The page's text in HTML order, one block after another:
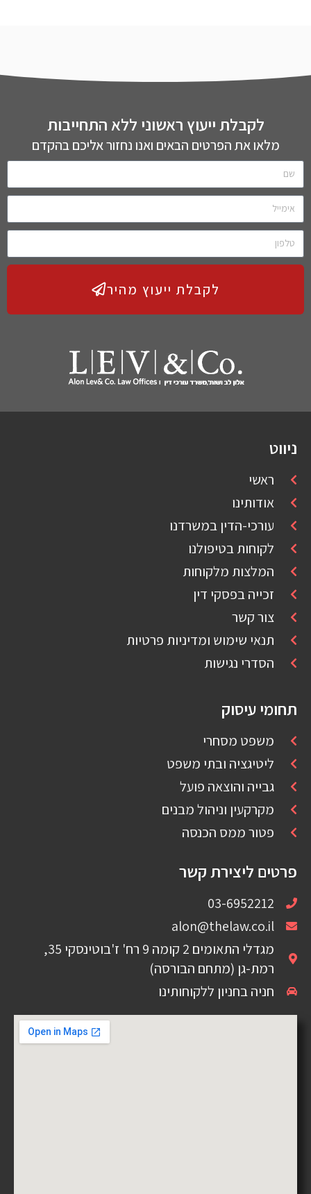
ניווט
ראשי
אודותינו
עורכי-הדין במשרדנו
לקוחות בטיפולנו
המלצות מלקוחות
זכייה בפסקי דין
צור קשר
תנאי שימוש ומדיניות פרטיות
הסדרי נגישות
תחומי עיסוק
משפט מסחרי
ליטיגציה ובתי משפט
גבייה והוצאה פועל
מקרקעין וניהול מבנים
פטור ממס הכנסה
פרטים ליצירת קשר
03-6952212
alon@thelaw.co.il
מגדלי התאומים 2 קומה 9 רח' ז'בוטינסקי 35,
רמת-גן (מתחם הבורסה)
חניה בחניון ללקוחותינו
לקבלת ייעוץ ראשוני ללא התחייבות
מלאו את הפרטים הבאים ואנו נחזור אליכם בהקדם
לקבלת ייעוץ מהיר